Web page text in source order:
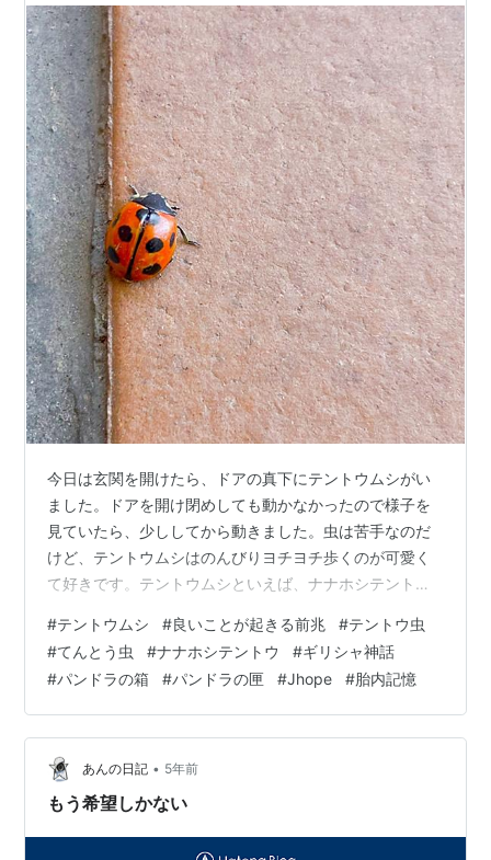
今日は玄関を開けたら、ドアの真下にテントウムシがい
ました。ドアを開け閉めしても動かなかったので様子を
見ていたら、少ししてから動きました。虫は苦手なのだ
けど、テントウムシはのんびりヨチヨチ歩くのが可愛く
て好きです。テントウムシといえば、ナナホシテントウ
「天道虫」という名前からしても縁起が良い。調べてみ
ると、玄関にテントウムシが現れるのは人間関係による
良いことの予兆だとか。ちょうど明日は人に会うので楽
しみになりました。人は、そういった根拠のない「希
望」をいつも感じて生きています。この世に産まれる前
からずっとそうやって生きてる。【胎内記憶】先日、親
戚…
#テントウムシ #良いことが起きる前兆 #テントウ虫
#てんとう虫 #ナナホシテントウ #ギリシャ神話
#パンドラの箱 #パンドラの匣 #Jhope #胎内記憶
あんの日記 • 5年前
もう希望しかない